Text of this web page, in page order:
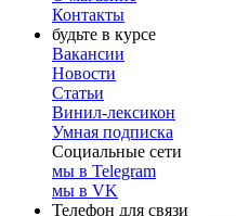
Контакты
будьте в курсе
Вакансии
Новости
Статьи
Винил-лексикон
Умная подписка
Социальные сети
мы в Telegram
мы в VK
Телефон для связи